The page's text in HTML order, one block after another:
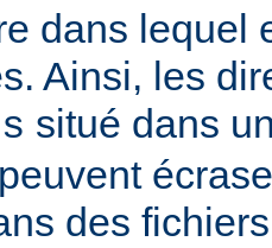
dans lequel
Ainsi, les
situé dans
des